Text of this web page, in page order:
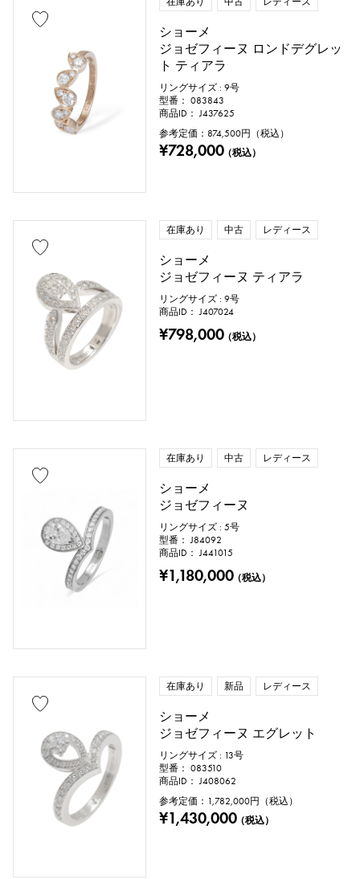
cm ～
付属品
保証書 鑑定書
鑑別書 修理明細書
価格
万円 ～
ショーメ
ジョゼフィーヌ ロンドデグレッ
ト ティアラ
リングサイズ : 9号
型番： 083843
商品ID： J437625
参考定価： 874,500円（税込）
¥728,000（税込）
在庫あり 中古 レディース
ショーメ
ジョゼフィーヌ ティアラ
リングサイズ : 9号
商品ID： J407024
¥798,000（税込）
在庫あり 中古 レディース
ショーメ
ジョゼフィーヌ
リングサイズ : 5号
型番： J84092
商品ID： J441015
¥1,180,000（税込）
在庫あり 新品 レディース
ショーメ
ジョゼフィーヌ エグレット
リングサイズ : 13号
型番： 083510
商品ID： J408062
参考定価： 1,782,000円（税込）
¥1,430,000（税込）